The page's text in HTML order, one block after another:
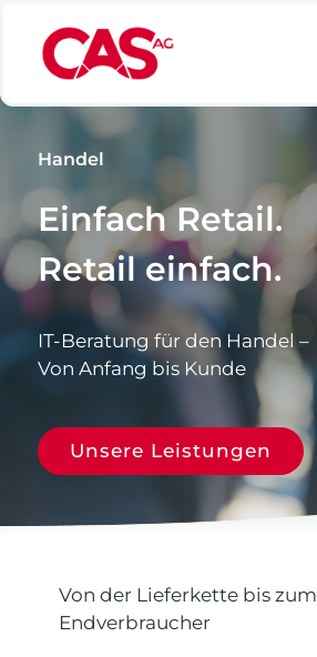
Inhalt
springen
Financial Services
Retail
Data Analytics
Lösungen
Karriere
Handel
Einfach Retail.
Retail einfach.​
IT-Beratung für den Handel –
​Von Anfang bis Kunde
Unsere Leistungen
Von der Lieferkette bis zum
Endverbraucher